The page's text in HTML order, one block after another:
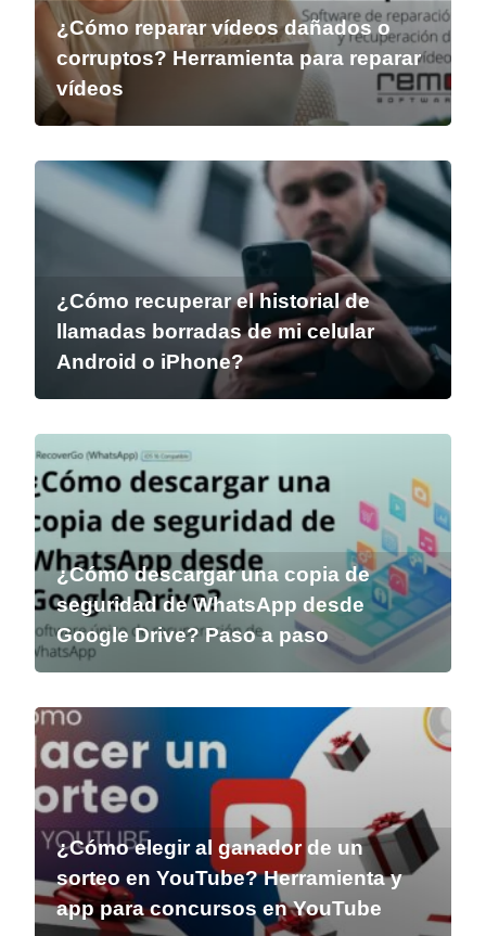
¿Cómo reparar vídeos dañados o
corruptos? Herramienta para reparar
vídeos
¿Cómo recuperar el historial de
llamadas borradas de mi celular
Android o iPhone?
¿Cómo descargar una copia de
seguridad de WhatsApp desde
Google Drive? Paso a paso
¿Cómo elegir al ganador de un
sorteo en YouTube? Herramienta y
app para concursos en YouTube